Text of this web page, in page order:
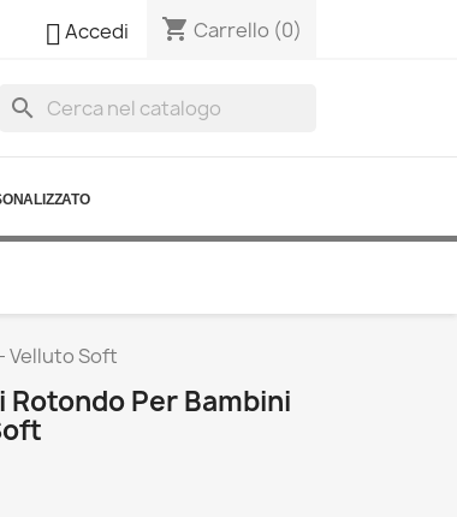
Accedi shopping_cart Carrello (0)
search
Velluto Soft
Per Bambini